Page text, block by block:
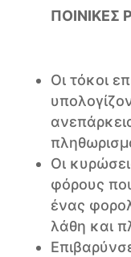
ΠΟΙΝΙΚΕΣ
Οι τόκοι
Οι
φόρους
ένας
λάθη και